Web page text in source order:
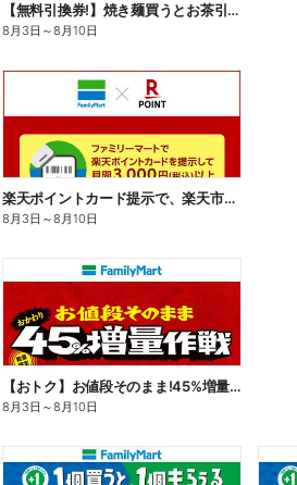
【無料引換券!】焼き麺買うとお茶引換券貰える!
8月3日 ～8月10日
楽天ポイントカード提示で、楽天市場でのお買い物がおトクに!
8月3日 ～8月10日
【おトク】お値段そのまま!45%増量作戦!
8月3日 ～8月10日